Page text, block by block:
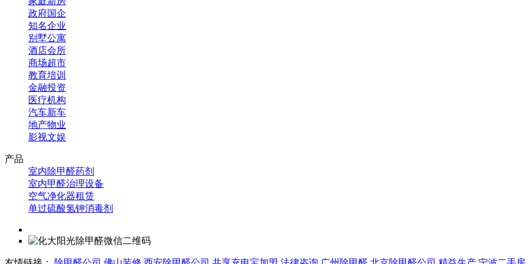
政府国企
知名企业
别墅公寓
酒店会所
商场超市
教育培训
金融投资
医疗机构
汽车新车
地产物业
影视文娱
产品
室内除甲醛药剂
室内甲醛治理设备
空气净化器租赁
单过硫酸氢钾消毒剂